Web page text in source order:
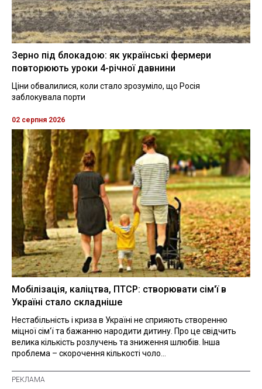
Зерно під блокадою: як українські фермери
повторюють уроки 4-річної давнини
Ціни обвалилися, коли стало зрозуміло, що Росія
заблокувала порти
02 серпня 2026
Мобілізація, каліцтва, ПТСР: створювати сім'ї в
Україні стало складніше
Нестабільність і криза в Україні не сприяють створенню
міцної сім'ї та бажанню народити дитину. Про це свідчить
велика кількість розлучень та зниження шлюбів. Інша
проблема – скорочення кількості чоло...